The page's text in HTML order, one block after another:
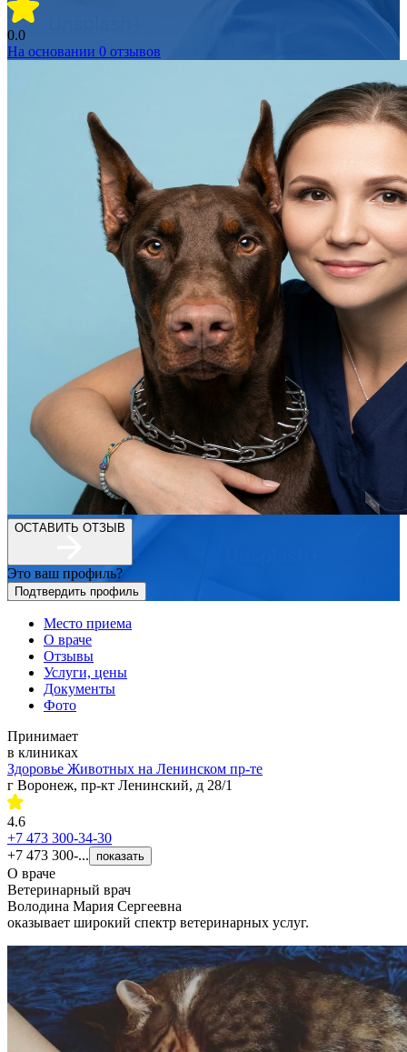
0.0
На основании 0 отзывов
ОСТАВИТЬ ОТЗЫВ
Это ваш профиль?
Подтвердить профиль
Место приема
О враче
Отзывы
Услуги, цены
Документы
Фото
Принимает
в клиниках
Здоровье Животных на Ленинском пр-те
г Воронеж, пр-кт Ленинский, д 28/1
4.6
+7 473 300-34-30
+7 473 300-...
показать
О враче
Ветеринарный врач
Володина Мария Сергеевна
оказывает широкий спектр ветеринарных услуг.